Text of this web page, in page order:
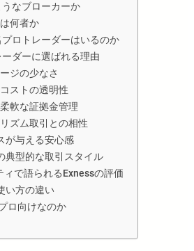
なブローカーか
何者か
ロトレーダーはいるのか
ダーに選ばれる理由
ジの少なさ
ストの透明性
軟な証拠金管理
ズム取引との相性
が与える安心感
典型的な取引スタイル
ィで語られるExnessの評価
い方の違い
ロ向けなのか